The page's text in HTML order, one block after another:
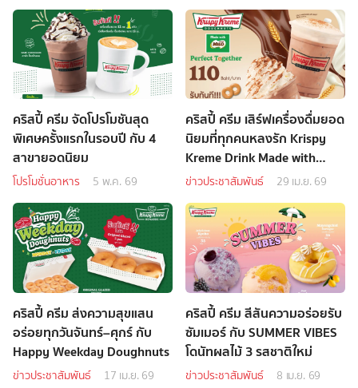
คริสปี้ ครีม จัดโปรโมชันสุด
พิเศษครั้งแรกในรอบปี กับ 4
สาขายอดนิยม
โปรโมชั่นอาหาร 5 พ.ค. 69
คริสปี้ ครีม เสิร์ฟเครื่องดื่มยอด
นิยมที่ทุกคนหลงรัก Krispy
Kreme Drink Made with
MILO®
ข่าวประชาสัมพันธ์ 29 เม.ย. 69
คริสปี้ ครีม ส่งความสุขแสน
อร่อยทุกวันจันทร์–ศุกร์ กับ
Happy Weekday Doughnuts
ข่าวประชาสัมพันธ์ 17 เม.ย. 69
คริสปี้ ครีม สีสันความอร่อยรับ
ซัมเมอร์ กับ SUMMER VIBES
โดนัทผลไม้ 3 รสชาติใหม่
ข่าวประชาสัมพันธ์ 8 เม.ย. 69